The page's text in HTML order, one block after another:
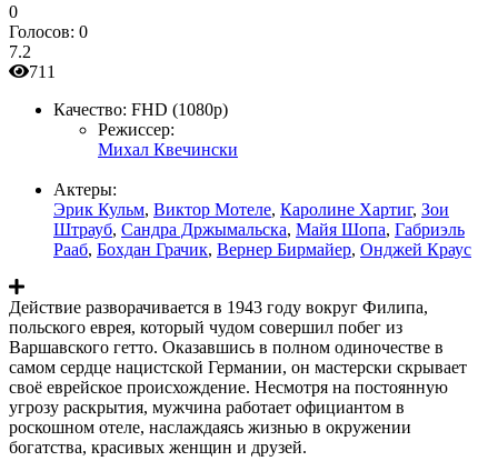
0
Голосов: 0
7.2
711
Качество: FHD (1080p)
Режиссер:
Михал Квечински
Актеры:
Эрик Кульм, Виктор Мотеле, Каролине Хартиг, Зои
Штрауб, Сандра Држымальска, Майя Шопа, Габриэль
Рааб, Бохдан Грачик, Вернер Бирмайер, Онджей Краус
Действие разворачивается в 1943 году вокруг Филипа,
польского еврея, который чудом совершил побег из
Варшавского гетто. Оказавшись в полном одиночестве в
самом сердце нацистской Германии, он мастерски скрывает
своё еврейское происхождение. Несмотря на постоянную
угрозу раскрытия, мужчина работает официантом в
роскошном отеле, наслаждаясь жизнью в окружении
богатства, красивых женщин и друзей.